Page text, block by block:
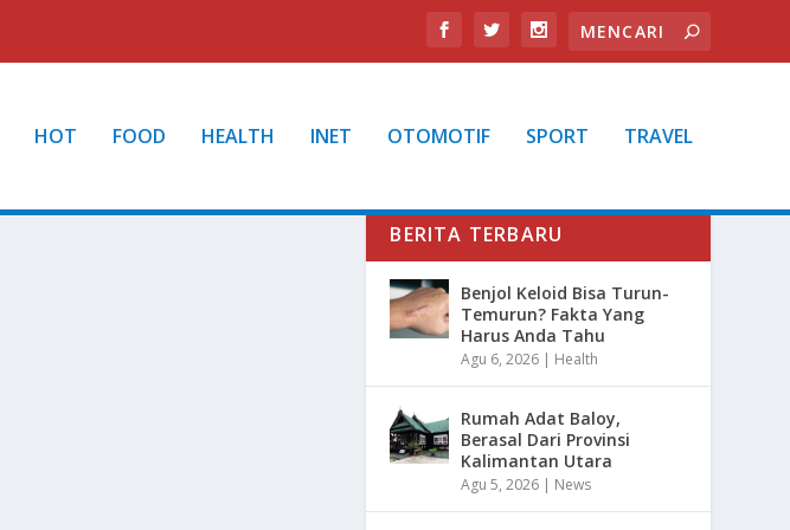
HOT FOOD HEALTH INET OTOMOTIF SPORT TRAVEL
BERITA TERBARU
Benjol Keloid Bisa Turun-
Temurun? Fakta Yang
Harus Anda Tahu
Agu 6, 2026 | Health
Rumah Adat Baloy,
Berasal Dari Provinsi
Kalimantan Utara
Agu 5, 2026 | News